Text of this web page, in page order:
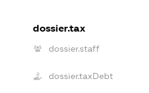
dossier.tax
dossier.staff
dossier.taxDebt